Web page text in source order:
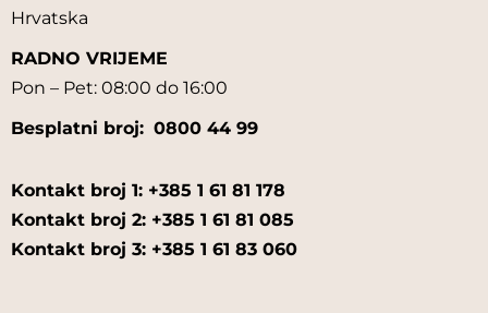
Hrvatska
RADNO VRIJEME
Pon – Pet: 08:00 do 16:00
Besplatni broj: 0800 44 99
Kontakt broj 1: +385 1 61 81 178
Kontakt broj 2: +385 1 61 81 085
Kontakt broj 3: +385 1 61 83 060